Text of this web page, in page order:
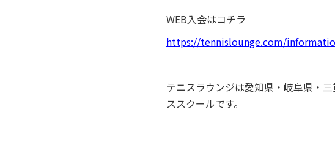
WEB入会はコチラ
https://tennislounge.com/
テニスラウンジは愛知県・岐阜県・
ススクールです。